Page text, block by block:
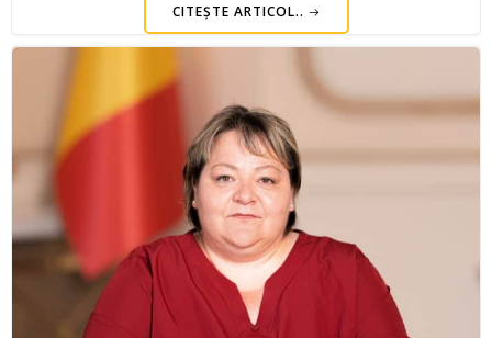
CITEȘTE ARTICOL..